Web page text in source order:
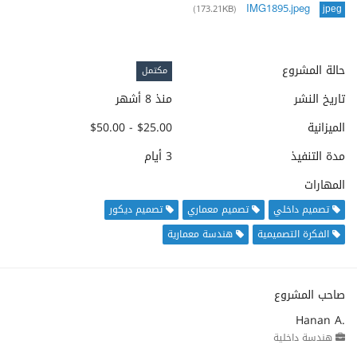
jpeg
IMG1895.jpeg
(173.21KB)
حالة المشروع مكتمل
تاريخ النشر
منذ 8 أشهر
الميزانية
$25.00 - $50.00
مدة التنفيذ
3 أيام
المهارات
تصميم داخلي تصميم معماري
تصميم ديكور
الفكرة التصميمية
هندسة معمارية
صاحب المشروع
Hanan A.
هندسة داخلية